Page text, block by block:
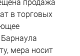
продажа
в торговых
мера носит